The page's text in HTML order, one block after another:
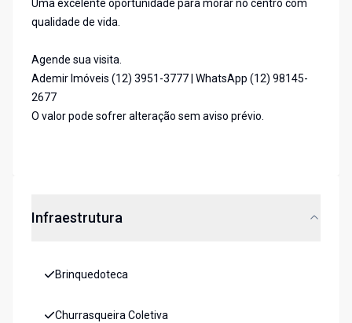
Uma excelente oportunidade para morar no centro com
qualidade de vida.
Agende sua visita.
Ademir Imóveis (12) 3951-3777 | WhatsApp (12) 98145-
2677
O valor pode sofrer alteração sem aviso prévio.
Infraestrutura
Brinquedoteca
Churrasqueira Coletiva